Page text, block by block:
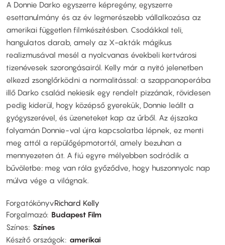
A Donnie Darko egyszerre képregény, egyszerre
esettanulmány és az év legmerészebb vállalkozása az
amerikai független filmkészítésben. Csodákkal teli,
hangulatos darab, amely az X-akták mágikus
realizmusával mesél a nyolcvanas évekbeli kertvárosi
tizenévesek szorongásairól. Kelly már a nyitó jelenetben
elkezd zsonglőrködni a normalitással: a szappanoperába
illő Darko család nekiesik egy rendelt pizzának, rövidesen
pedig kiderül, hogy középső gyerekük, Donnie leállt a
gyógyszerével, és üzeneteket kap az űrből. Az éjszaka
folyamán Donnie-val újra kapcsolatba lépnek, ez menti
meg attól a repülőgépmotortól, amely bezuhan a
mennyezeten át. A fiú egyre mélyebben sodródik a
bűvöletbe: meg van róla győződve, hogy huszonnyolc nap
múlva vége a világnak.
ForgatókönyvRichard Kelly
Forgalmazó Budapest Film
Színes Színes
Készítő országok
amerikai